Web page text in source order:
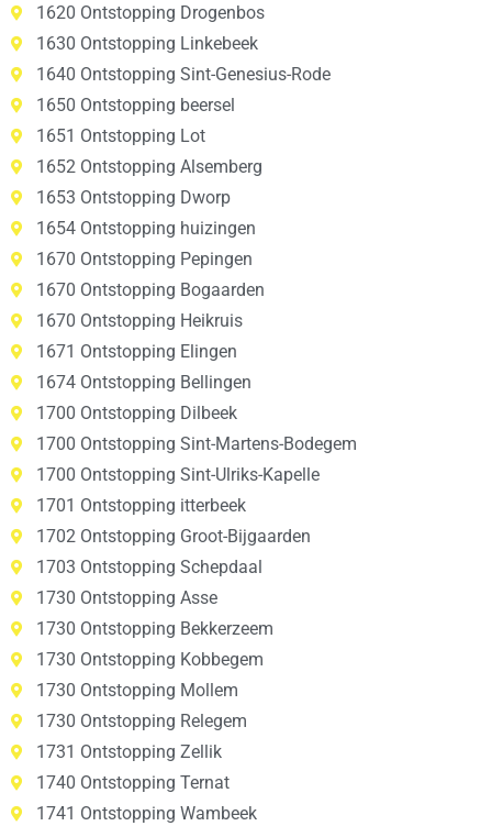
1620 Ontstopping Drogenbos
1630 Ontstopping Linkebeek
1640 Ontstopping Sint-Genesius-Rode
1650 Ontstopping beersel
1651 Ontstopping Lot
1652 Ontstopping Alsemberg
1653 Ontstopping Dworp
1654 Ontstopping huizingen
1670 Ontstopping Pepingen
1670 Ontstopping Bogaarden
1670 Ontstopping Heikruis
1671 Ontstopping Elingen
1674 Ontstopping Bellingen
1700 Ontstopping Dilbeek
1700 Ontstopping Sint-Martens-Bodegem
1700 Ontstopping Sint-Ulriks-Kapelle
1701 Ontstopping itterbeek
1702 Ontstopping Groot-Bijgaarden
1703 Ontstopping Schepdaal
1730 Ontstopping Asse
1730 Ontstopping Bekkerzeem
1730 Ontstopping Kobbegem
1730 Ontstopping Mollem
1730 Ontstopping Relegem
1731 Ontstopping Zellik
1740 Ontstopping Ternat
1741 Ontstopping Wambeek